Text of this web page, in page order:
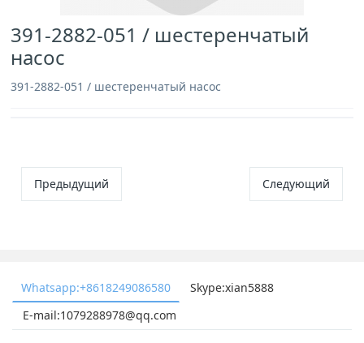
391-2882-051 / шестеренчатый
насос
391-2882-051 / шестеренчатый насос
Предыдущий Следующий
Whatsapp:+8618249086580
Skype:xian5888
E-mail:1079288978@qq.com